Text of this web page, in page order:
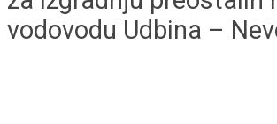
vodovodu Udbina –